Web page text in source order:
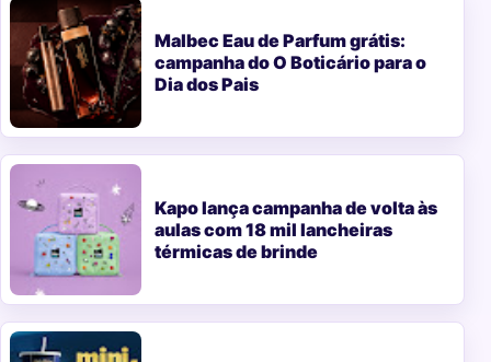
Malbec Eau de Parfum grátis:
campanha do O Boticário para o
Dia dos Pais
Kapo lança campanha de volta às
aulas com 18 mil lancheiras
térmicas de brinde